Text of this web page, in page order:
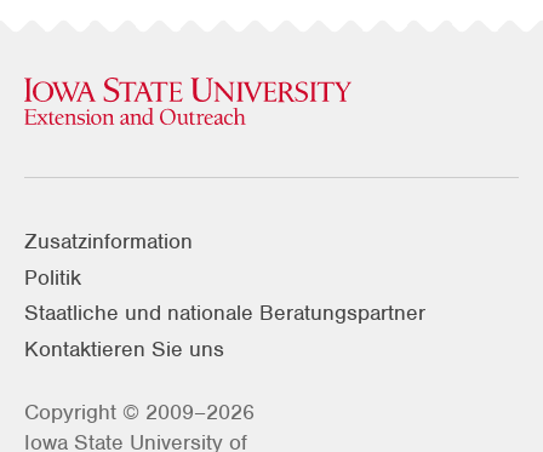
Zusatzinformation
Politik
Staatliche und nationale Beratungspartner
Kontaktieren Sie uns
Copyright © 2009–2026
Iowa State University of